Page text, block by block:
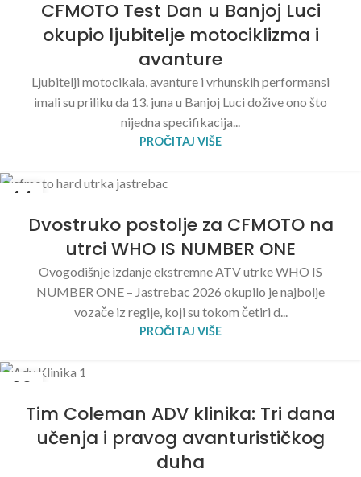
CFMOTO Test Dan u Banjoj Luci
okupio ljubitelje motociklizma i
avanture
Ljubitelji motocikala, avanture i vrhunskih performansi
imali su priliku da 13. juna u Banjoj Luci dožive ono što
nijedna specifikacija...
PROČITAJ VIŠE
14
Dvostruko postolje za CFMOTO na
utrci WHO IS NUMBER ONE
Ovogodišnje izdanje ekstremne ATV utrke WHO IS
NUMBER ONE – Jastrebac 2026 okupilo je najbolje
vozače iz regije, koji su tokom četiri d...
PROČITAJ VIŠE
23
Tim Coleman ADV klinika: Tri dana
učenja i pravog avanturističkog
duha